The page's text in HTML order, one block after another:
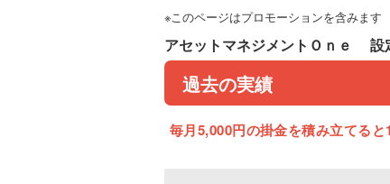
※このページはプロモーションを含みます
アセットマネジメントＯｎｅ 設
過去の実績
毎月5,000円の掛金を積み立てる